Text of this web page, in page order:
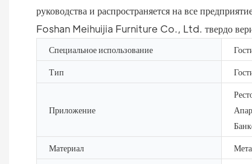
руководства и распространяется на все
Foshan Meihuijia Furniture Co., Ltd. твердо
Специальное использование
Тип
Приложение
Материал